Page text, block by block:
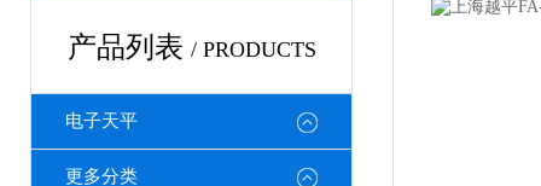
产品列表 / PRODUCTS
电子天平
更多分类